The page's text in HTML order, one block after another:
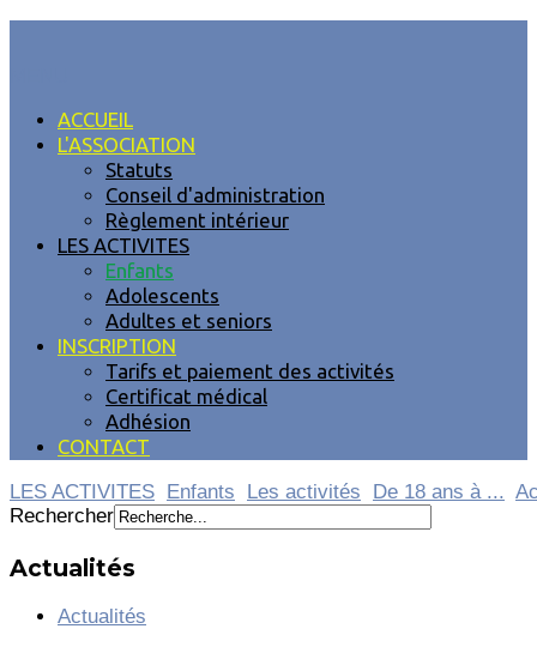
ACCUEIL
L'ASSOCIATION
Statuts
Conseil d'administration
Règlement intérieur
LES ACTIVITES
Enfants
Adolescents
Adultes et seniors
INSCRIPTION
Tarifs et paiement des activités
Certificat médical
Adhésion
CONTACT
LES ACTIVITES
Enfants Les activités De 18 ans à ...
Rechercher
Actualités
Actualités